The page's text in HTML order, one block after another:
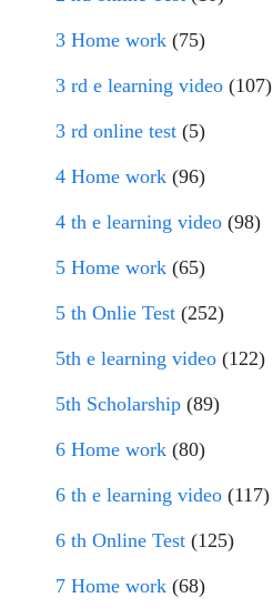
3 Home work (75)
3 rd e learning video (107)
3 rd online test (5)
4 Home work (96)
4 th e learning video (98)
5 Home work (65)
5 th Onlie Test (252)
5th e learning video (122)
5th Scholarship (89)
6 Home work (80)
6 th e learning video (117)
6 th Online Test (125)
7 Home work (68)